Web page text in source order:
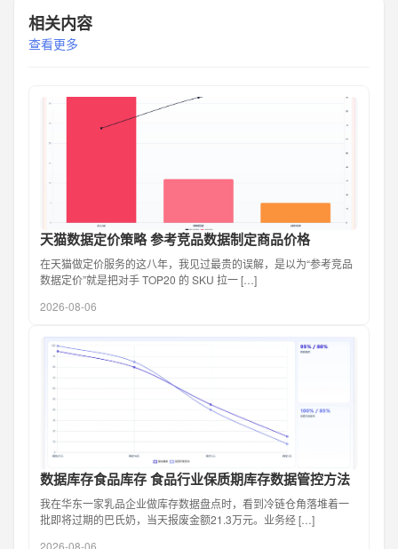
相关内容
查看更多
天猫数据定价策略 参考竞品数据制定商品价格
在天猫做定价服务的这八年，我见过最贵的误解，是以为“参考竞品
数据定价”就是把对手 TOP20 的 SKU 拉一 […]
2026-08-06
数据库存食品库存 食品行业保质期库存数据管控方法
我在华东一家乳品企业做库存数据盘点时，看到冷链仓角落堆着一
批即将过期的巴氏奶，当天报废金额21.3万元。业务经 […]
2026-08-06